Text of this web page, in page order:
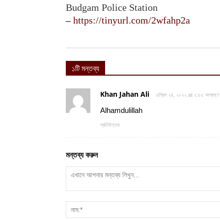
Budgam Police Station
– https://tinyurl.com/2wfahp2a
১টি মন্তব্য
Khan Jahan Ali এপ্রিল ২৪, ২০২২ at ২:৫৫ অপরাহ্ণ
Alhamdulillah
প্রতিউত্তর
মন্তব্য করুন